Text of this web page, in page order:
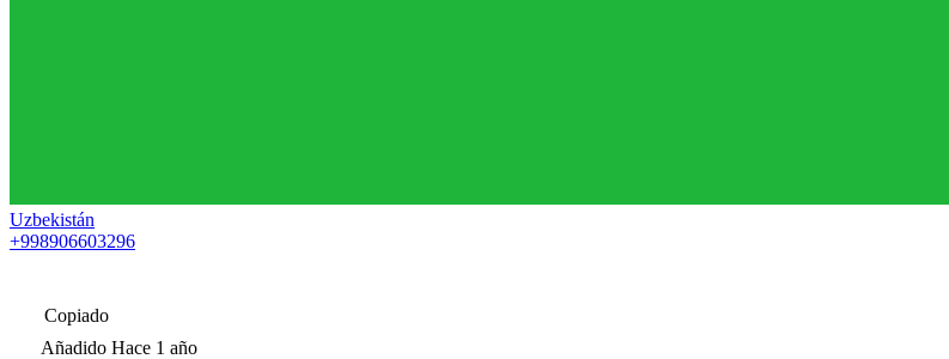
Uzbekistán
+998906603296
Copiado
Añadido Hace 1 año